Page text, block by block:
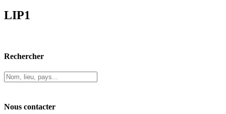
LIP1
Rechercher
Nous contacter